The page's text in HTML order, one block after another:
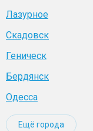
Лазурное
Скадовск
Геническ
Бердянск
Одесса
Ещё города